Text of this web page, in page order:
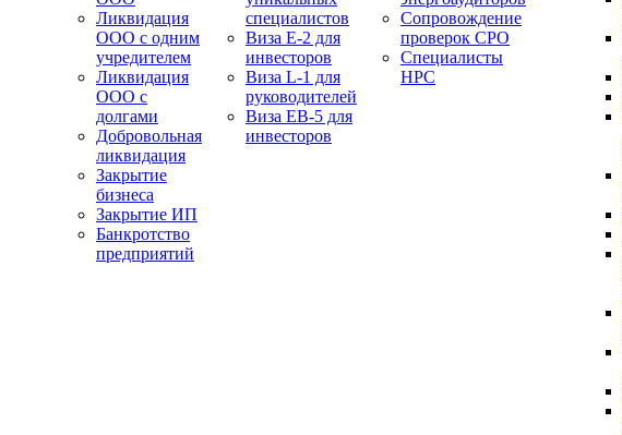
Ликвидация
ООО с одним
учредителем
Ликвидация
ООО с
долгами
Добровольная
ликвидация
Закрытие
бизнеса
Закрытие ИП
Банкротство
предприятий
специалистов
Виза E-2 для
инвесторов
Виза L-1 для
руководителей
Виза EB-5 для
инвесторов
Сопровождение
проверок СРО
Специалисты
НРС